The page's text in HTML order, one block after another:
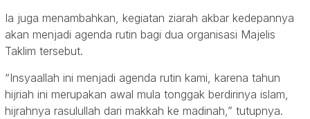
Ia juga menambahkan, kegiatan ziarah akbar kedepannya
akan menjadi agenda rutin bagi dua organisasi Majelis
Taklim tersebut.
“Insyaallah ini menjadi agenda rutin kami, karena tahun
hijriah ini merupakan awal mula tonggak berdirinya islam,
hijrahnya rasulullah dari makkah ke madinah,” tutupnya.